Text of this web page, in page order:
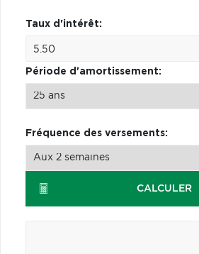
Taux d'intérêt:
Période d'amortissement:
Fréquence des versements:
CALCULER